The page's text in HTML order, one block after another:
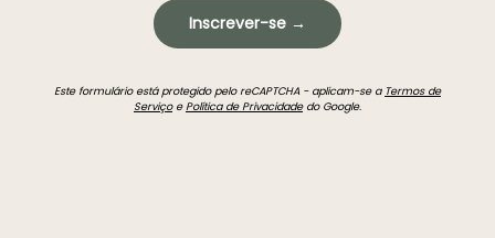
Inscrever-se →
Este formulário está protegido pelo reCAPTCHA - aplicam-se a Termos de
ServiçoePolítica de Privacidadedo Google.